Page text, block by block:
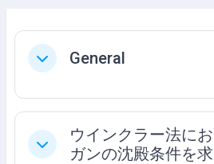
Section outline
Tutup General
Tutup
ウインクラー法に
ガンの沈殿条件を